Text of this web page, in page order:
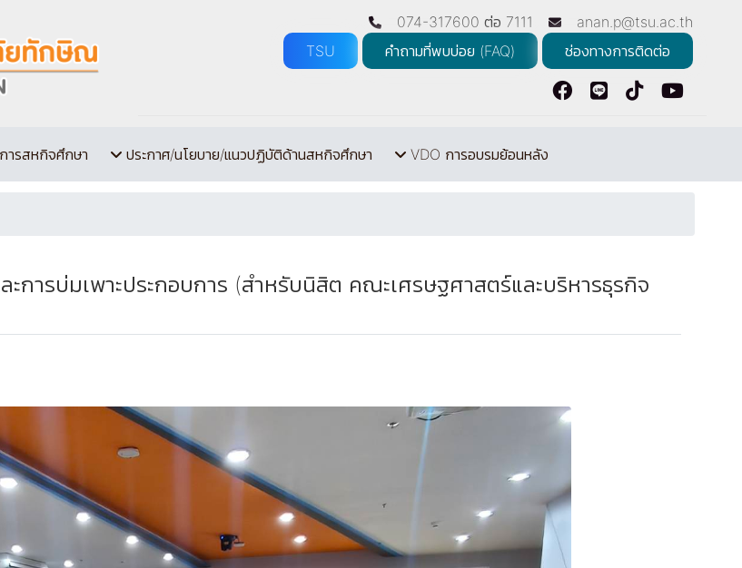
074-317600 ต่อ 7111
anan.p@tsu.ac.th
TSU
คำถามที่พบบ่อย (FAQ) ช่องทางการติดต่อ
ารสหกิจศึกษา ประกาศ/นโยบาย/แนวปฏิบัติด้านสหกิจศึกษา VDO การอบรมย้อนหลัง
ะการบ่มเพาะประกอบการ (สำหรับนิสิต คณะเศรษฐศาสตร์และบริหารธุรกิจ